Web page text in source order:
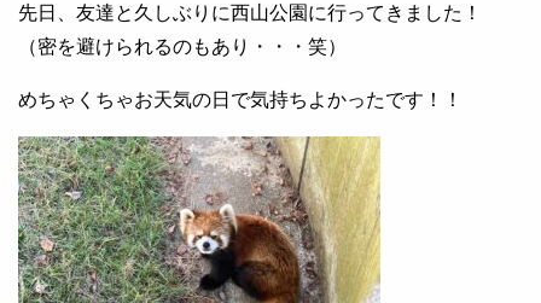
先日、友達と久しぶりに西山公園に行ってきました！
（密を避けられるのもあり・・・笑）
めちゃくちゃお天気の日で気持ちよかったです！！